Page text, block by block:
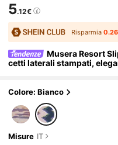
5.12€
Risparmia
Musera Resort
cetti laterali stampati,
Colore: Bianco
Misure IT